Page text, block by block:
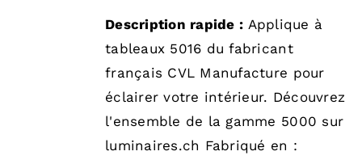
Description rapide : Applique à
tableaux 5016 du fabricant
français CVL Manufacture pour
éclairer votre intérieur. Découvrez
l'ensemble de la gamme 5000 sur
luminaires.ch Fabriqué en :